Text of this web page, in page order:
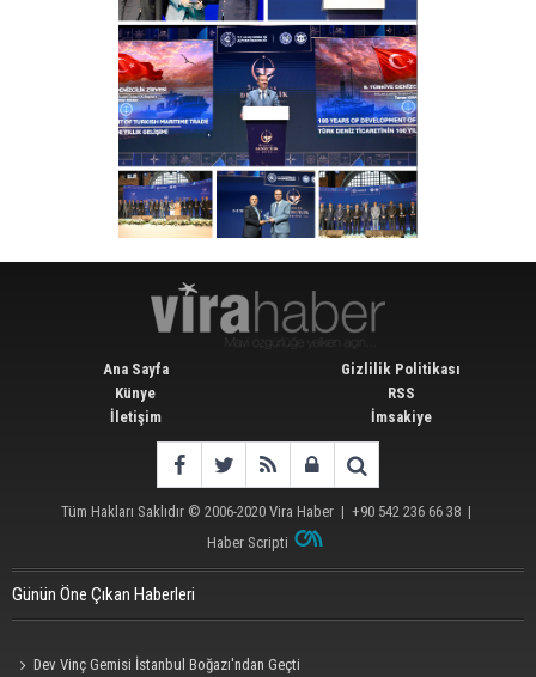
Ana Sayfa
Künye
İletişim
Gizlilik Politikası
RSS
İmsakiye
Tüm Hakları Saklıdır © 2006-2020 Vira Haber | +90 542 236 66 38 |
Haber Scripti
Günün Öne Çıkan Haberleri
Dev Vinç Gemisi İstanbul Boğazı'ndan Geçti